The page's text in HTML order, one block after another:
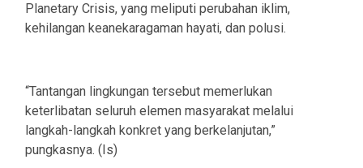
Planetary Crisis, yang meliputi perubahan iklim,
kehilangan keanekaragaman hayati, dan polusi.
“Tantangan lingkungan tersebut memerlukan
keterlibatan seluruh elemen masyarakat melalui
langkah-langkah konkret yang berkelanjutan,”
pungkasnya. (Is)